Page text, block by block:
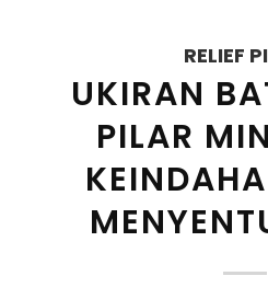
RELIEF
UKIRAN
PILAR